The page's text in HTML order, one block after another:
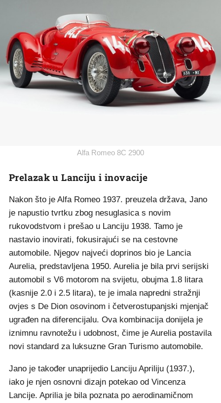
Alfa Romeo 8C 2900
Prelazak u Lanciju i inovacije
Nakon što je Alfa Romeo 1937. preuzela država, Jano
je napustio tvrtku zbog nesuglasica s novim
rukovodstvom i prešao u Lanciju 1938. Tamo je
nastavio inovirati, fokusirajući se na cestovne
automobile. Njegov najveći doprinos bio je Lancia
Aurelia, predstavljena 1950. Aurelia je bila prvi serijski
automobil s V6 motorom na svijetu, obujma 1.8 litara
(kasnije 2.0 i 2.5 litara), te je imala napredni stražnji
ovjes s De Dion osovinom i četverostupanjski mjenjač
ugrađen na diferencijalu. Ova kombinacija donijela je
iznimnu ravnotežu i udobnost, čime je Aurelia postavila
novi standard za luksuzne Gran Turismo automobile.
Jano je također unaprijedio Lanciju Apriliju (1937.),
iako je njen osnovni dizajn potekao od Vincenza
Lancije. Aprilia je bila poznata po aerodinamičnom